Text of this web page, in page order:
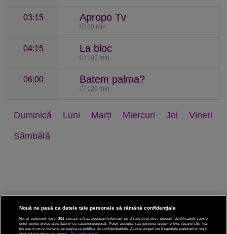
03:15 Apropo Tv
60 min.
04:15 La bloc
105 min.
06:00 Batem palma?
120 min.
Duminică Luni Marți Miercuri Joi Vineri
Sâmbătă
Nouă ne pasă ca datele tale personale să rămână confidențiale
Noi și partenerii noștri 201 stocăm și/sau accesăm informații pe dispozitivul dvs., precum identificatorii cookie
unici pentru prelucrarea datelor cu caracter personal. Puteți accepta sau gestiona alegerile dvs. făcând clic mai
jos sau în orice moment, pe pagina cu politica de confidențialitate. Aceste alegeri vor fi raportate partenerilor noștri